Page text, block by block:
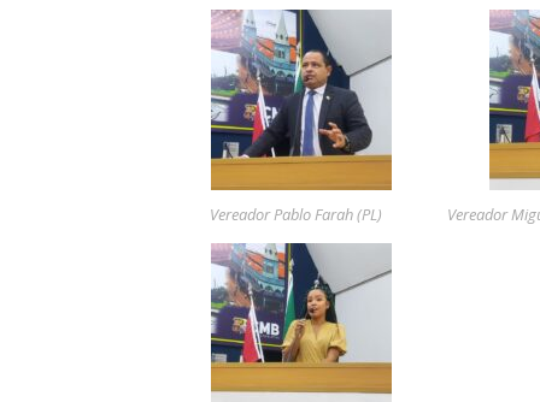
Vereador Pablo Farah (PL) Vereador